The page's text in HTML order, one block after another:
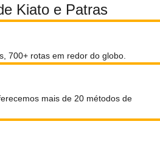
Kiato e Patras
700+ rotas em redor do globo.
mais de 20 métodos de